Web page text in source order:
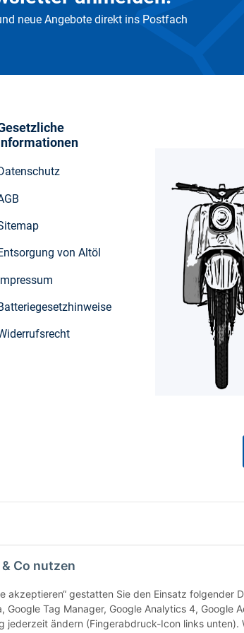
Co nutzen
akzeptieren“ gestatten Sie den Einsatz folgender
Google Tag Manager, Google Analytics 4, Google
jederzeit ändern (Fingerabdruck-Icon links unten).
neue Angebote direkt ins Postfach
von Altöl